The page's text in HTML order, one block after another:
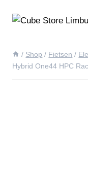
naar
/ Shop / Fietsen /
Hybrid One44 HPC